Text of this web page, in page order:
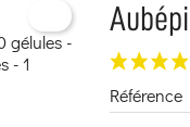
Référence